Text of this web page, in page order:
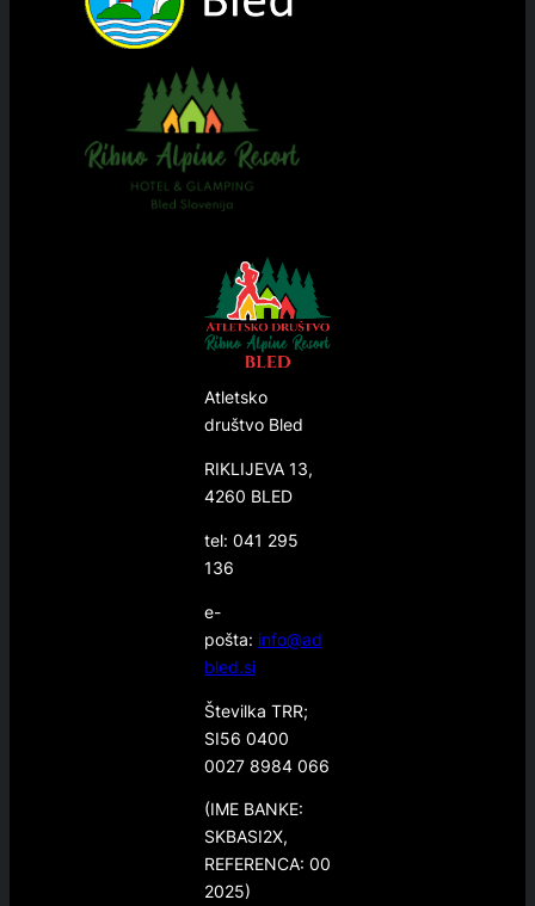
Atletsko
društvo Bled
RIKLIJEVA 13,
4260 BLED
tel: 041 295
136
e-
pošta: info@ad
bled.si
Številka TRR;
SI56 0400
0027 8984 066
(IME BANKE:
SKBASI2X,
REFERENCA: 00
2025)